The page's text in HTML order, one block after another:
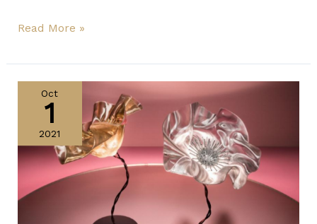
Read More »
Oct
1
2021
apoya
contra
el
cáncer
de